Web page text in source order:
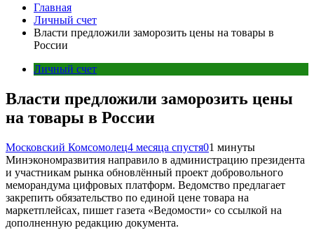
Главная
Личный счет
Власти предложили заморозить цены на товары в
России
Личный счет
Власти предложили заморозить цены
на товары в России
Московский Комсомолец4 месяца спустя01 минуты
Минэкономразвития направило в администрацию президента
и участникам рынка обновлённый проект добровольного
меморандума цифровых платформ. Ведомство предлагает
закрепить обязательство по единой цене товара на
маркетплейсах, пишет газета «Ведомости» со ссылкой на
дополненную редакцию документа.